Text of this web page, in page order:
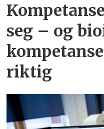
seg – og
riktig